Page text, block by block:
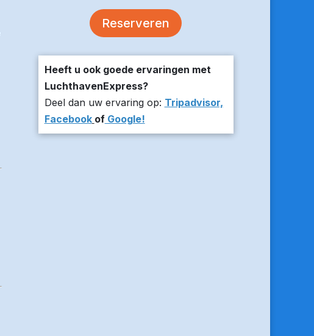
volgende keer zou ik weer hier
Reserveren
Heeft u ook goede ervaringen met
LuchthavenExpress?
Deel dan uw ervaring op: Tripadvisor,
Facebook ofGoogle!